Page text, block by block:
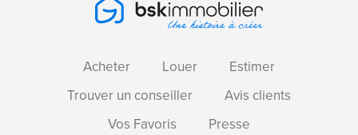
Acheter Louer
Estimer
Trouver un conseiller
Avis clients
Vos Favoris
Presse